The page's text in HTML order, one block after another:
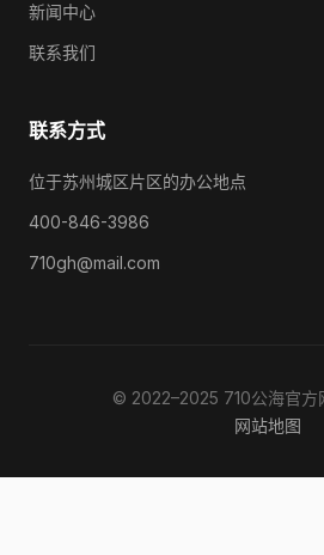
新闻中心
联系我们
联系方式
位于苏州城区片区的办公地点
400-846-3986
710gh@mail.com
© 2022–2025 710公海官方
网站地图